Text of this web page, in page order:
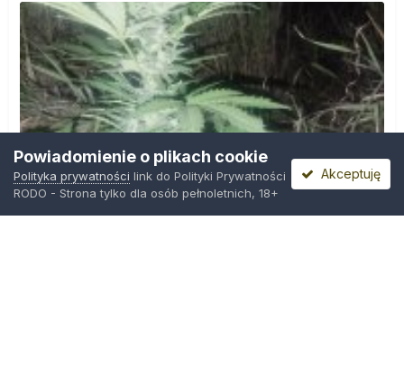
Powiadomienie o plikach cookie
Polityka prywatności link do Polityki Prywatności
RODO - Strona tylko dla osób pełnoletnich, 18+
Akceptuję